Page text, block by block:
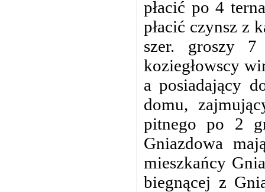
płacić po 4
płacić czynsz z
szer. groszy 7
koziegłowscy
a posiadający
domu,
pitnego po 2
Gniazdowa
mieszkańcy
biegnącej z